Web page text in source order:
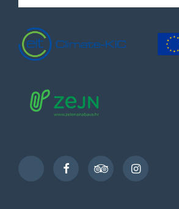
TikTok
FacebookTripAdvisorInstagram